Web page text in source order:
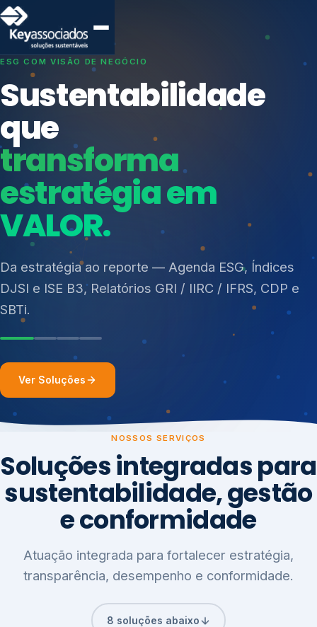
SISTEMAS DE GESTÃO OTIMIZADOS E INTEGRADOS
Conformidade que
protege seu
negócio.
Consultoria, auditoria e treinamentos em ISO 27001,
ISO 27701, ISO 42001, ISO 37001, ISO 9001, ISO
14001, ISO 45001, ONA e PNQ — Gestão de
resíduos sólidos (PGRS/PMGRS).
Índices de Mercado
Mudanças Climáticas
Reputação e Cadeia
Reporte Regulatório
Ver Soluções
NOSSOS SERVIÇOS
Soluções integradas para
sustentabilidade, gestão
e conformidade
Atuação integrada para fortalecer estratégia,
transparência, desempenho e conformidade.
8 soluções abaixo